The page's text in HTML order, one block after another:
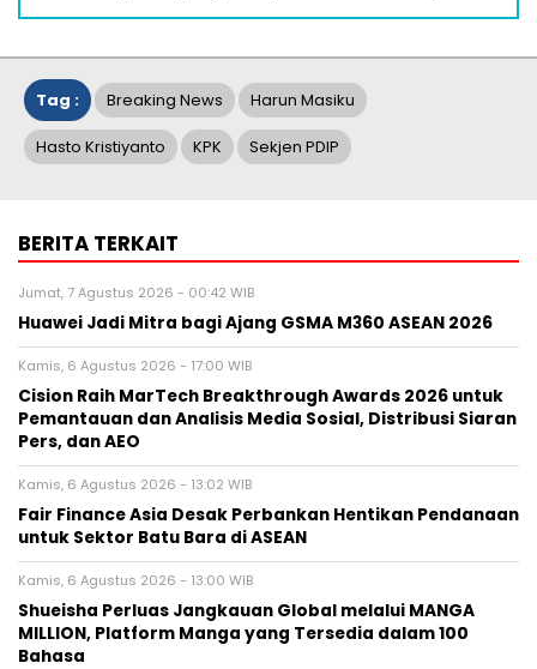
Tag : Breaking News Harun Masiku
Hasto Kristiyanto KPK Sekjen PDIP
BERITA TERKAIT
Jumat, 7 Agustus 2026 - 00:42 WIB
Huawei Jadi Mitra bagi Ajang GSMA M360 ASEAN 2026
Kamis, 6 Agustus 2026 - 17:00 WIB
Cision Raih MarTech Breakthrough Awards 2026 untuk
Pemantauan dan Analisis Media Sosial, Distribusi Siaran
Pers, dan AEO
Kamis, 6 Agustus 2026 - 13:02 WIB
Fair Finance Asia Desak Perbankan Hentikan Pendanaan
untuk Sektor Batu Bara di ASEAN
Kamis, 6 Agustus 2026 - 13:00 WIB
Shueisha Perluas Jangkauan Global melalui MANGA
MILLION, Platform Manga yang Tersedia dalam 100
Bahasa